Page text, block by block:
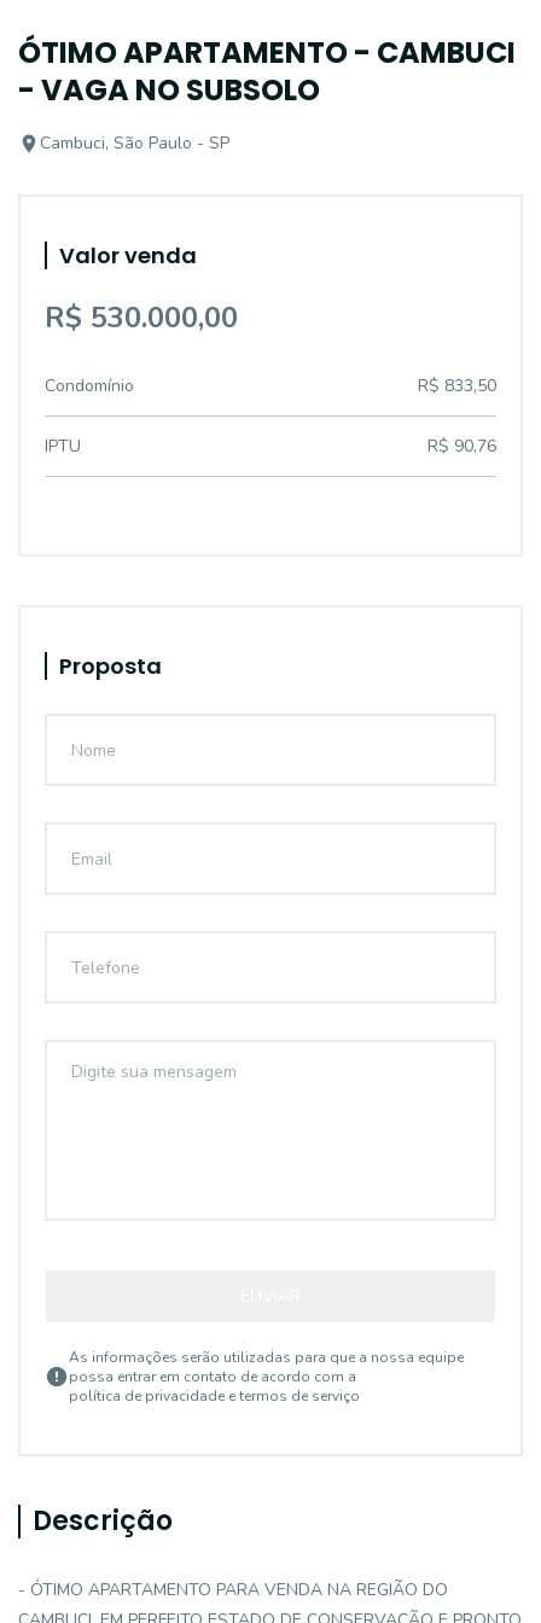
ÓTIMO APARTAMENTO - CAMBUCI
- VAGA NO SUBSOLO
Cambuci, São Paulo - SP
Valor venda
R$ 530.000,00
Condomínio R$ 833,50
IPTU R$ 90,76
Proposta
As informações serão utilizadas para que a nossa equipe
possa entrar em contato de acordo com a
política de privacidade e termos de serviço
Descrição
- ÓTIMO APARTAMENTO PARA VENDA NA REGIÃO DO